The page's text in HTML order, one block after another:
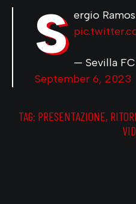
S ergio
— Sevilla
September 6, 2023
TAG: PRESENTAZIONE,